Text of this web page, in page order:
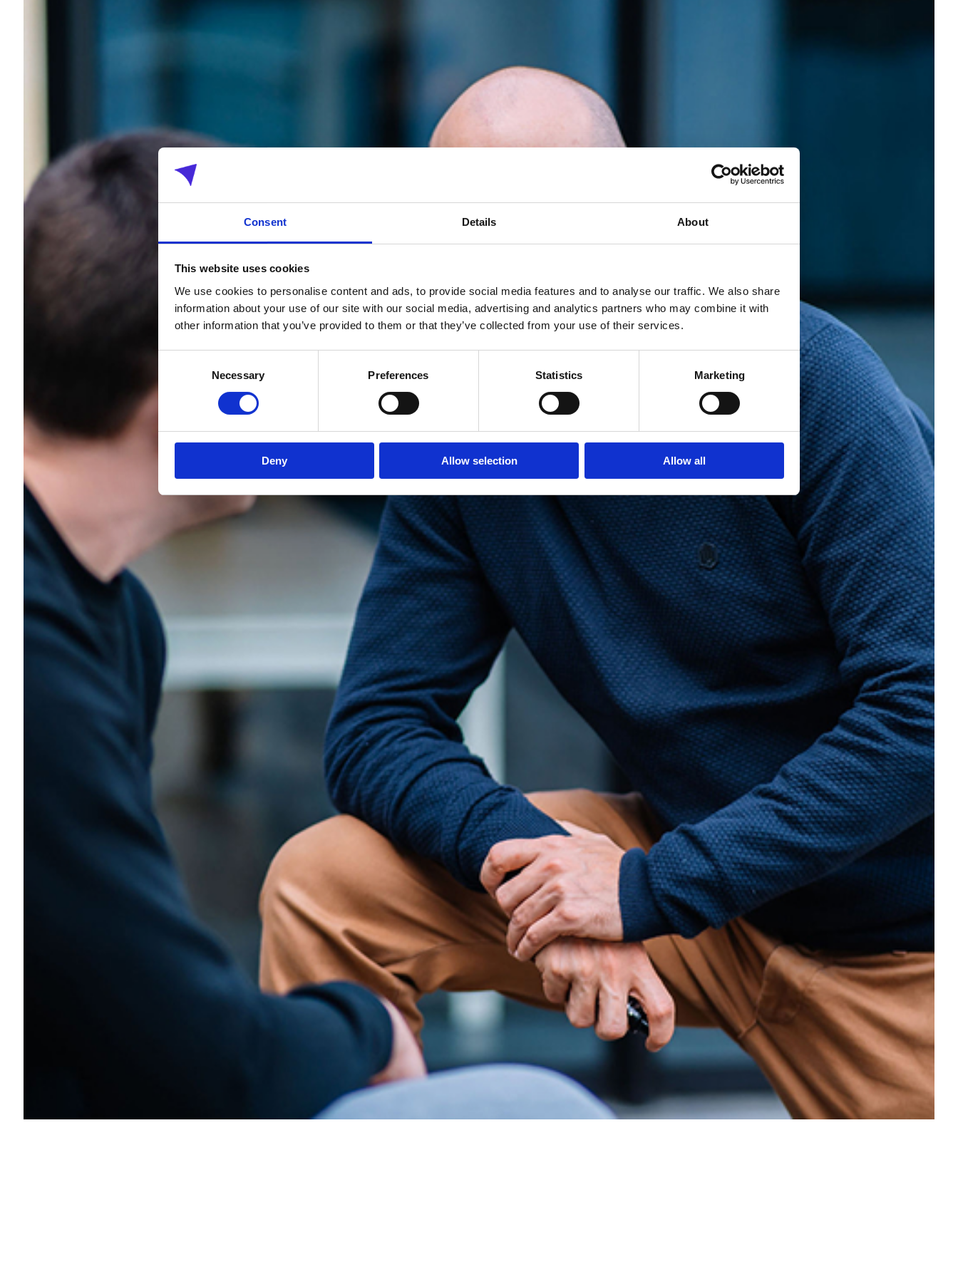
Consent Details About
This website uses cookies
We use cookies to personalise content and ads, to provide social media features and to analyse our traffic. We also share
information about your use of our site with our social media, advertising and analytics partners who may combine it with
other information that you’ve provided to them or that they’ve collected from your use of their services.
Necessary Preferences Statistics Marketing
Deny Allow selection Allow all